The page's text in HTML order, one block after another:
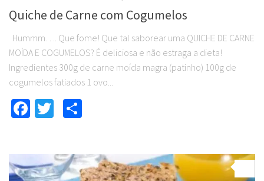
Quiche de Carne com Cogumelos
Hummm…. Que fome! Que tal saborear uma QUICHE DE CARNE
MOÍDA E COGUMELOS? É deliciosa e não estraga a dieta!
Ingredientes 300g de carne moída magra (patinho) 100g de
cogumelos fatiados 1 ovo...
Facebook
Twitter